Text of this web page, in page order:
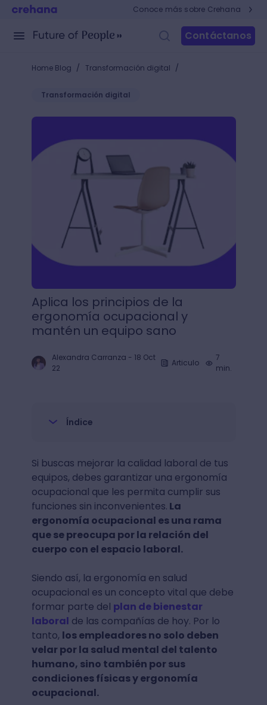
Conoce más sobre Crehana
Contáctanos
Home Blog / Transformación digital /
Transformación digital
Aplica los principios de la ergonomía ocupacional
Aplica los principios de la
ergonomía ocupacional y
mantén un equipo sano
Alexandra Carranza - 18 Oct
22
Articulo
7
min.
Índice
Si buscas mejorar la calidad laboral de tus
equipos, debes garantizar una ergonomía
ocupacional que les permita cumplir sus
funciones sin inconvenientes. La
ergonomía ocupacional es una rama
que se preocupa por la relación del
cuerpo con el espacio laboral.
Siendo así, la ergonomía en salud
ocupacional es un concepto vital que debe
formar parte del plan de bienestar
laboral de las compañías de hoy. Por lo
tanto, los empleadores no solo deben
velar por la salud mental del talento
humano, sino también por sus
condiciones físicas y ergonomía
ocupacional.